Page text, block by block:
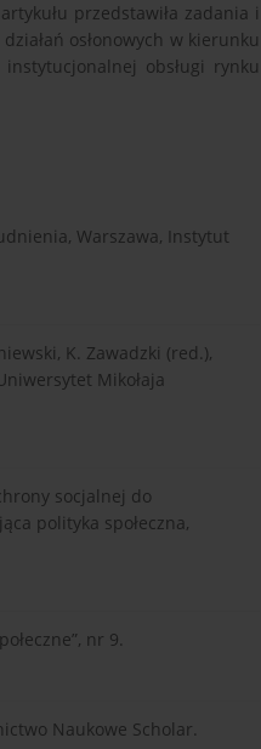
przedstawiła zadania i
osłonowych w kierunku
obsługi rynku
Warszawa, Instytut
K. Zawadzki (red.),
Mikołaja
socjalnej do
polityka społeczna,
nr 9.
Naukowe Scholar.